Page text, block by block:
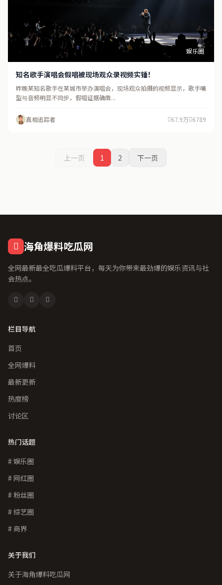
娱乐圈
知名歌手演唱会假唱被现场观众录视频实锤！
昨晚某知名歌手在某城市举办演唱会，现场观众拍摄的视频显示，歌手嘴
型与音频明显不同步，假唱证据确凿...
真相追踪者 67.9万 6789
上一页 1 2 下一页
海角爆料吃瓜网
全网最新最全吃瓜爆料平台，每天为你带来最劲爆的娱乐资讯与社
会热点。
栏目导航
首页
全网爆料
最新更新
热度榜
讨论区
热门话题
# 娱乐圈
# 网红圈
# 粉丝圈
# 综艺圈
# 商界
关于我们
关于海角爆料吃瓜网